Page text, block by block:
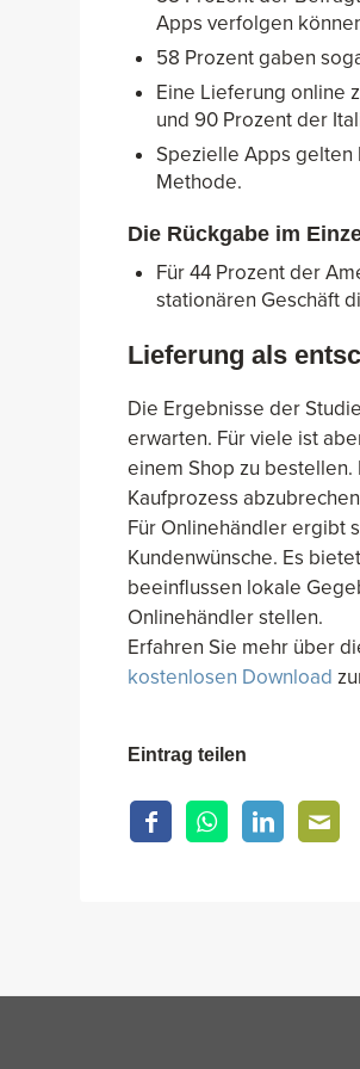
Apps verfolgen
58 Prozent gaben
Eine Lieferung online
und 90 Prozent der
Spezielle Apps gelten
Methode.
Die Rückgabe im
Für 44 Prozent der
stationären Geschäft
Lieferung als
Die Ergebnisse der
erwarten. Für viele ist
einem Shop zu
Kaufprozess
Für Onlinehändler ergibt
Kundenwünsche. Es
beeinflussen lokale
Onlinehändler stellen.
Erfahren Sie mehr über
kostenlosen Download
Eintrag teilen